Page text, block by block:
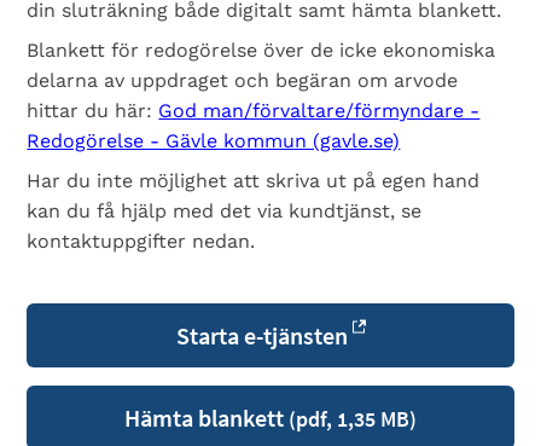
din sluträkning både digitalt samt hämta blankett.
Blankett för redogörelse över de icke ekonomiska
delarna av uppdraget och begäran om arvode
hittar du här: God man/förvaltare/förmyndare -
Redogörelse - Gävle kommun (gavle.se)
Har du inte möjlighet att skriva ut på egen hand
kan du få hjälp med det via kundtjänst, se
kontaktuppgifter nedan.
Starta e-tjänsten
Hämta blankett (pdf, 1,35 MB)